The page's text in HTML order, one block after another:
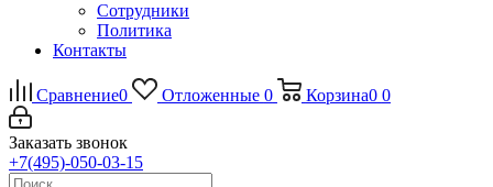
Сотрудники
Политика
Контакты
Сравнение0 Отложенные 0 Корзина0 0
Заказать звонок
+7(495)-050-03-15